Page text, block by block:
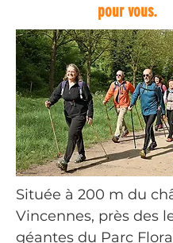
pour vous.
Située à 200 m du
Vincennes, près des
géantes du Parc